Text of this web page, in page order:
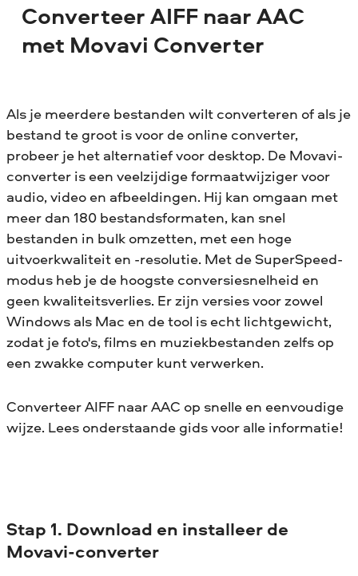
Converteer AIFF naar AAC
met Movavi Converter
Als je meerdere bestanden wilt converteren of als je
bestand te groot is voor de online converter,
probeer je het alternatief voor desktop. De Movavi-
converter is een veelzijdige formaatwijziger voor
audio, video en afbeeldingen. Hij kan omgaan met
meer dan 180 bestandsformaten, kan snel
bestanden in bulk omzetten, met een hoge
uitvoerkwaliteit en -resolutie. Met de SuperSpeed-
modus heb je de hoogste conversiesnelheid en
geen kwaliteitsverlies. Er zijn versies voor zowel
Windows als Mac en de tool is echt lichtgewicht,
zodat je foto's, films en muziekbestanden zelfs op
een zwakke computer kunt verwerken.
Converteer AIFF naar AAC op snelle en eenvoudige
wijze. Lees onderstaande gids voor alle informatie!
Stap 1. Download en installeer de
Movavi-converter